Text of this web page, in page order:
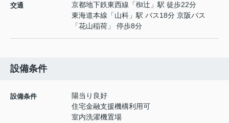
交通 京都地下鉄東西線 「椥辻 」駅 徒歩22分
東海道本線 「山科 」駅 バス18分 京阪バス
「花山稲荷」 停歩8分
設備条件
設備条件
陽当り良好
住宅金融支援機構利用可
室内洗濯機置場